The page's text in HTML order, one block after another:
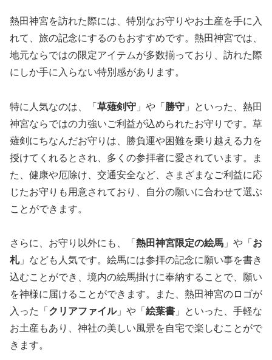
熱田神宮を訪れた際には、特別なお守りやお土産を手に入
れて、旅の記念にするのもおすすめです。熱田神宮では、
地元ならではの限定アイテムが多数揃っており、訪れた際
にしか手に入らない特別感があります。
特に人気なのは、「 草薙剣守 」や「 勝守 」といった、熱田
神宮ならではの力強いご利益が込められたお守りです。草
薙剣にちなんだお守りは、勝負運や困難を乗り越える力を
授けてくれるとされ、多くの参拝者に愛されています。ま
た、健康や厄除け、交通安全など、さまざまなご利益に応
じたお守りも用意されており、自分の願いに合わせて選ぶ
ことができます。
さらに、お守り以外にも、「 熱田神宮限定の絵馬 」や「 お
札」なども人気です。絵馬には参拝の記念に願い事を書き
込むことができ、境内の絵馬掛けに奉納することで、願い
を神様に届けることができます。また、熱田神宮のロゴが
入った「 クリアファイル」や「 絵葉書 」といった、手軽な
お土産もあり、神社の美しい風景を自宅で楽しむことがで
きます。